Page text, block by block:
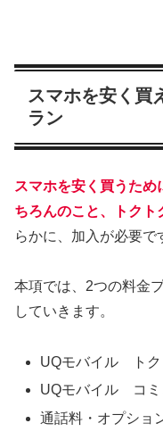
スマホを安く買
ラン
スマホを安く買うため
ちろんのこと、トクト
らかに、加入が必要で
本項では、2つの料金
していきます。
UQモバイル トク
UQモバイル コミ
通話料・オプショ